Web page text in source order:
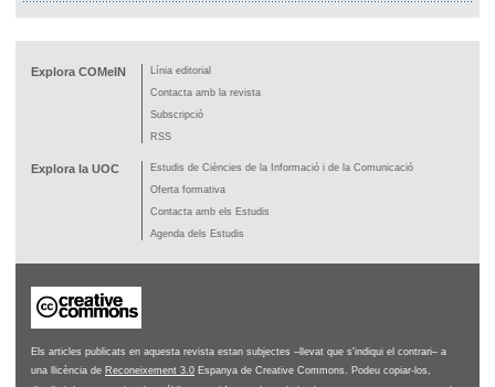
Explora COMeIN
Línia editorial
Contacta amb la revista
Subscripció
RSS
Explora la UOC
Estudis de Ciències de la Informació i de la Comunicació
Oferta formativa
Contacta amb els Estudis
Agenda dels Estudis
Els articles publicats en aquesta revista estan subjectes –llevat que s'indiqui el contrari– a
una llicència de Reconeixement 3.0 Espanya de Creative Commons. Podeu copiar-los,